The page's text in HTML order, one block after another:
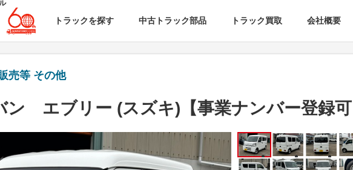
トラックを探す 中古トラック部品 トラック買取 会社概要
売等 その他
ン エブリー (スズキ)【事業ナンバー登録